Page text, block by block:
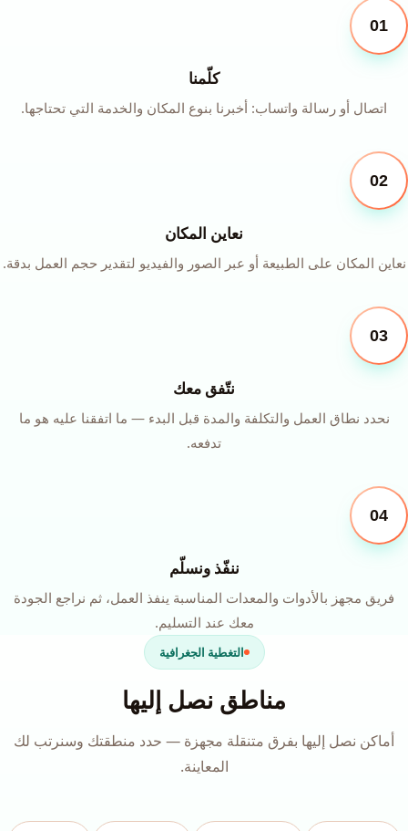
01
كلّمنا
اتصال أو رسالة واتساب: أخبرنا بنوع المكان والخدمة التي تحتاجها.
02
نعاين المكان
نعاين المكان على الطبيعة أو عبر الصور والفيديو لتقدير حجم العمل بدقة.
03
نتّفق معك
نحدد نطاق العمل والتكلفة والمدة قبل البدء — ما اتفقنا عليه هو ما
تدفعه.
04
ننفّذ ونسلّم
فريق مجهز بالأدوات والمعدات المناسبة ينفذ العمل، ثم نراجع الجودة
معك عند التسليم.
التغطية الجغرافية
مناطق نصل إليها
أماكن نصل إليها بفرق متنقلة مجهزة — حدد منطقتك وسنرتب لك
المعاينة.